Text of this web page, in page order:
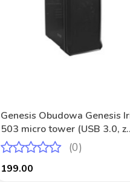
Produkt niedostępny
Genesis Obudowa Genesis
503 micro tower (USB 3.0, z
oknem)
(0)
199.00